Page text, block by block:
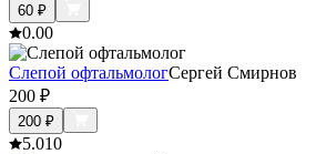
60 ₽
0.00
Слепой офтальмологСергей Смирнов
200 ₽
200 ₽
5.010